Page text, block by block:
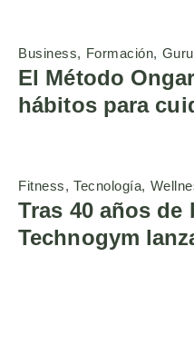
Business Formación
El Método
hábitos para
Fitness Tecnología
Tras 40 años de
Technogym